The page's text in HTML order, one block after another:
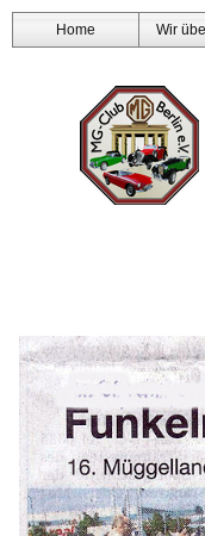
Home Wir